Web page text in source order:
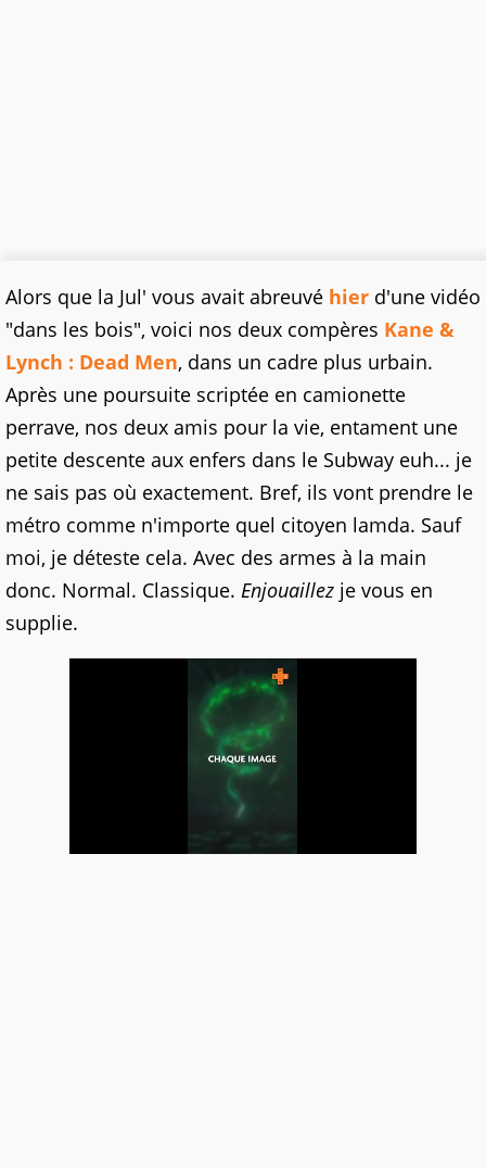
Alors que la Jul' vous avait abreuvé hier d'une vidéo
"dans les bois", voici nos deux compères Kane &
Lynch : Dead Men, dans un cadre plus urbain.
Après une poursuite scriptée en camionette
perrave, nos deux amis pour la vie, entament une
petite descente aux enfers dans le Subway euh... je
ne sais pas où exactement. Bref, ils vont prendre le
métro comme n'importe quel citoyen lamda. Sauf
moi, je déteste cela. Avec des armes à la main
donc. Normal. Classique. Enjouaillez je vous en
supplie.